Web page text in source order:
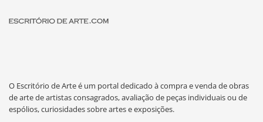
O Escritório de Arte é um portal dedicado à compra e venda de obras
de arte de artistas consagrados, avaliação de peças individuais ou de
espólios, curiosidades sobre artes e exposições.